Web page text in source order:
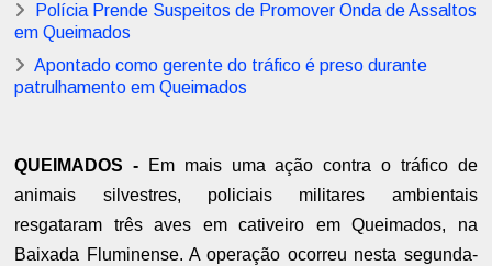
Polícia Prende Suspeitos de Promover Onda de Assaltos
em Queimados
Apontado como gerente do tráfico é preso durante
patrulhamento em Queimados
QUEIMADOS -
Em mais uma ação contra o tráfico de
animais silvestres, policiais militares ambientais
resgataram três aves em cativeiro em Queimados, na
Baixada Fluminense. A operação ocorreu nesta segunda-